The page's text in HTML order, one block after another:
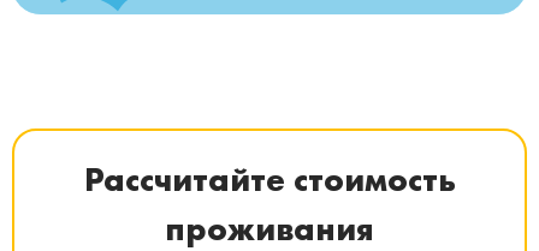
Рассчитайте стоимость
проживания